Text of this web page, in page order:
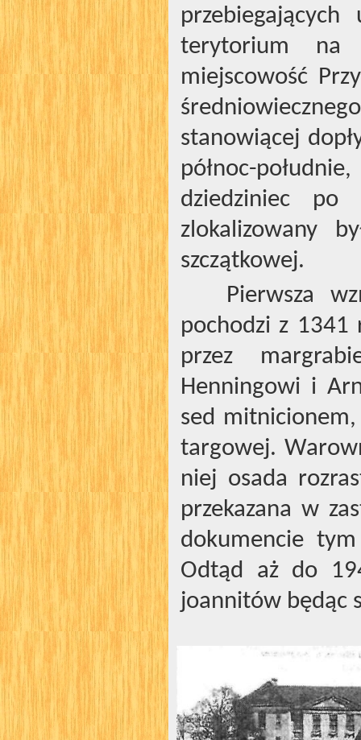
terytorium na
miejscowość
stanowiącej
północ-
dziedziniec
zlokalizowany
szczątkowej.
Pierwsza
pochodzi z
przez
Henningowi i
sed
targowej.
niej osada
przekazana w
dokumencie
Odtąd aż do
joannitów będąc